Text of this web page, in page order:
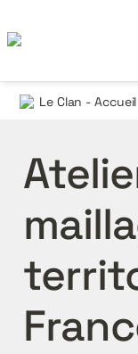
Le Clan - Accueil